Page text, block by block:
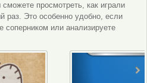
просмотреть, как играли
раз. Это особенно удобно, если
соперником или анализируете